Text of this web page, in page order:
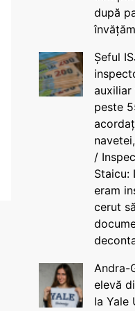
după
Șeful
auxiliar
peste
/
Staicu:
eram
cerut
Andra-
elevă
la Yale